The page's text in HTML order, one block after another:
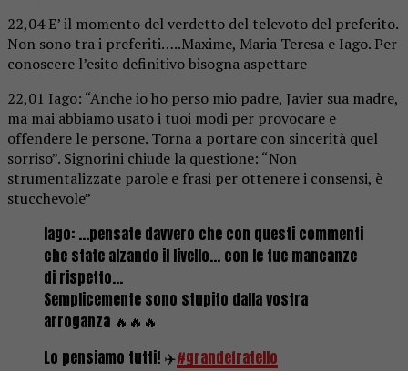
22,04 E’ il momento del verdetto del televoto del preferito.
Non sono tra i preferiti…..Maxime, Maria Teresa e Iago. Per
conoscere l’esito definitivo bisogna aspettare
22,01 Iago: “Anche io ho perso mio padre, Javier sua madre,
ma mai abbiamo usato i tuoi modi per provocare e
offendere le persone. Torna a portare con sincerità quel
sorriso”. Signorini chiude la questione: “Non
strumentalizzate parole e frasi per ottenere i consensi, è
stucchevole”
Iago: …pensate davvero che con questi commenti
che state alzando il livello… con le tue mancanze
di rispetto…
Semplicemente sono stupito dalla vostra
arroganza 🔥🔥🔥
Lo pensiamo tutti! ✈️#grandefratello